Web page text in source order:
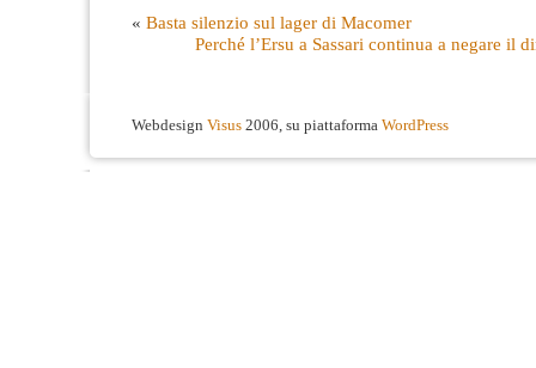
« Basta silenzio sul lager di Macomer
Perché l’Ersu a Sassari continua a negare il
Webdesign Visus 2006, su piattaforma WordPress